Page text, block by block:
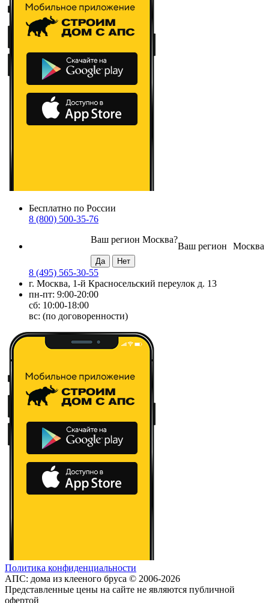
Бесплатно по России
8 (800) 500-35-76
Москва
Ваш регион
Ваш регион Москва?
8 (495) 565-30-55
г. Москва, 1-й Красносельский переулок д. 13
пн-пт: 9:00-20:00
сб: 10:00-18:00
вс: (по договоренности)
Политика конфиденциальности
АПС: дома из клееного бруса © 2006-2026
Представленные цены на сайте не являются публичной
офертой